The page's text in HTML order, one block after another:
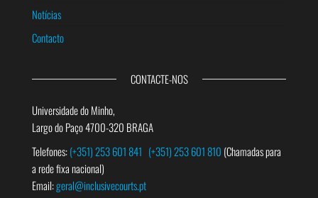
Notícias
Contacto
CONTACTE-NOS
Universidade do Minho,
Largo do Paço 4700-320 BRAGA
Telefones:(+351) 253 601 841 (+351) 253 601 810 (Chamadas para
a rede fixa nacional)
Email:geral@inclusivecourts.pt